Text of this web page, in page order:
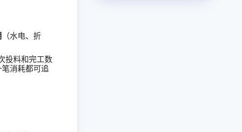
（水电、折
投料和完工数
笔消耗都可追